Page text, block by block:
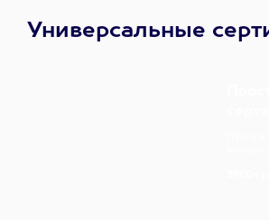
Универсальные